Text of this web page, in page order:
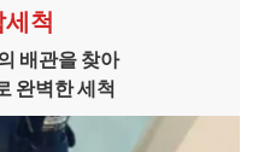
척
배관을 찾아
완벽한 세척